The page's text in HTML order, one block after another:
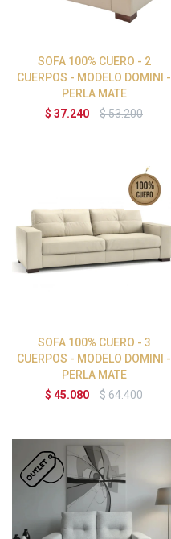
SOFA 100% CUERO - 2
CUERPOS - MODELO DOMINI -
PERLA MATE
$ 37.240 $53.200
SOFA 100% CUERO - 3
CUERPOS - MODELO DOMINI -
PERLA MATE
$ 45.080 $64.400